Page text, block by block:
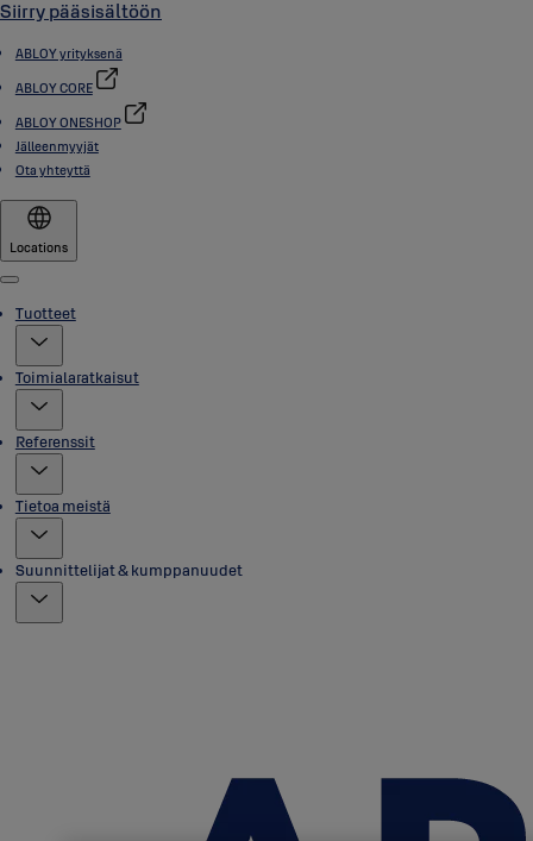
Siirry pääsisältöön
ABLOY yrityksenä
ABLOY CORE
ABLOY ONESHOP
Jälleenmyyjät
Ota yhteyttä
Locations
Menu
Tuotteet
Toimialaratkaisut
Referenssit
Tietoa meistä
Suunnittelijat & kumppanuudet